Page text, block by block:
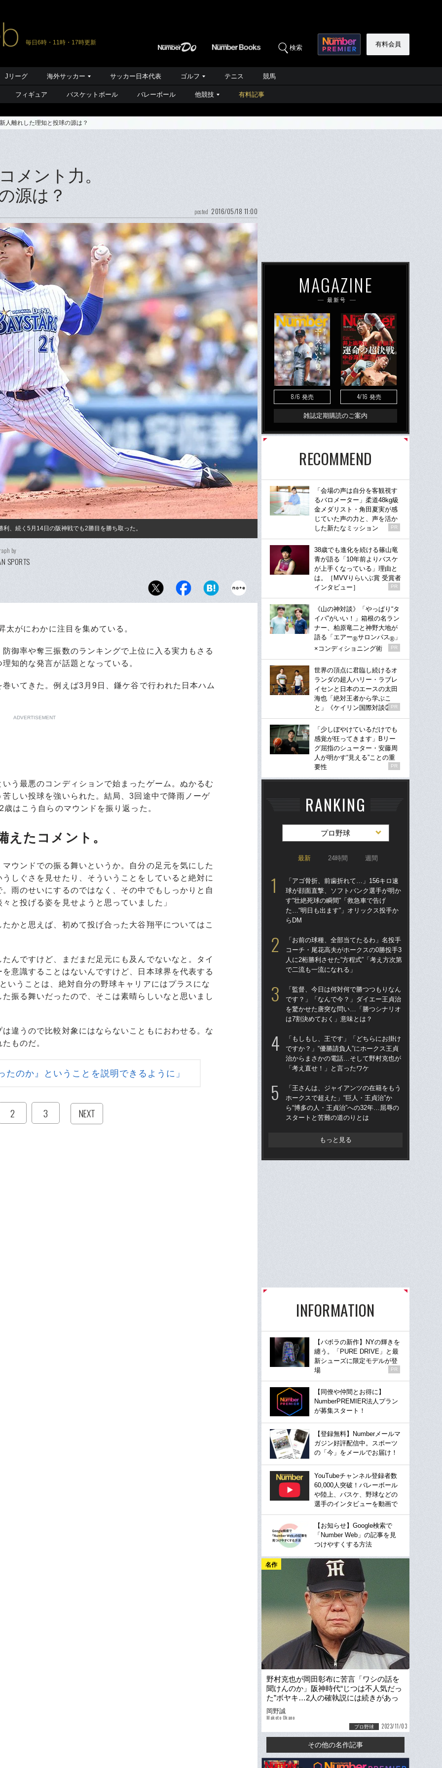
毎日6時・11時・17時更新
検索 有料会員
Jリーグ 海外サッカー サッカー日本代表 ゴルフ テニス 競馬
フィギュア バスケットボール バレーボール 他競技 有料記事
人離れした理知と投球の源は？
メント力。
源は？
posted 2016/05/18 11:00
、続く5月14日の阪神戦でも2勝目を勝ち取った。
by
SPORTS
がにわかに注目を集めている。
御率や奪三振数のランキングで上位に入る実力もさる
知的な発言が話題となっている。
いてきた。例えば3月9日、鎌ケ谷で行われた日本ハム
ADVERTISEMENT
う最悪のコンディションで始まったゲーム。ぬかるむ
しい投球を強いられた。結局、3回途中で降雨ノーゲ
はこう自らのマウンドを振り返った。
えたコメント。
ウンドでの振る舞いというか。自分の足元を気にした
しぐさを見せたり、そういうことをしていると絶対に
雨のせいにするのではなく、その中でもしっかりと自
と投げる姿を見せようと思っていました」
かと思えば、初めて投げ合った大谷翔平についてはこ
んですけど、まだまだ足元にも及んでないなと。タイ
意識することはないんですけど、日本球界を代表する
いうことは、絶対自分の野球キャリアにはプラスにな
振る舞いだったので、そこは素晴らしいなと思いまし
違うので比較対象にはならないこともにおわせる。な
ものだ。
のか』ということを説明できるように」
2 3 NEXT
MAGAZINE
最新号
8/6 発売 4/16 発売
雑誌定期購読のご案内
RECOMMEND
「会場の声は自分を客観視す
るバロメーター」柔道48kg級
金メダリスト・角田夏実が感
じていた声の力と、声を活か
した新たなミッション
PR
38歳でも進化を続ける篠山竜
青が語る「10年前よりバスケ
が上手くなっている」理由と
は。［MVVりらいぶ賞 受賞者
インタビュー］
PR
《山の神対談》「やっぱり“タ
イパ”がいい！」箱根の名ラン
ナー、柏原竜二と神野大地が
語る「エアー®サロンパス® 」
×コンディショニング術
PR
世界の頂点に君臨し続けるオ
ランダの超人ハリー・ラブレ
イセンと日本のエースの太田
海也「絶対王者から学ぶこ
と」《ケイリン国際対談②》
PR
「少しぼやけているだけでも
感覚が狂ってきます」Bリー
グ屈指のシューター・安藤周
人が明かす“見える”ことの重
要性
PR
RANKING
プロ野球
最新 24時間 週間
「アゴ骨折、前歯折れて…」156キロ速
球が顔面直撃、ソフトバンク選手が明か
す“壮絶死球の瞬間”「救急車で告げ
た…“明日も出ます”」オリックス投手か
らDM
「お前の球種、全部当てたるわ」名投手
コーチ・尾花高夫がホークスの0勝投手3
人に2桁勝利させた“方程式”「考え方次第
で二流も一流になれる」
「監督、今日は何対何で勝つつもりなん
です？」「なんで今？」ダイエー王貞治
を驚かせた唐突な問い…「勝つシナリオ
は7割決めておく」意味とは？
「もしもし、王です」「どちらにお掛け
ですか？」“優勝請負人”にホークス王貞
治からまさかの電話…そして野村克也が
「考え直せ！」と言ったワケ
「王さんは、ジャイアンツの在籍をもう
ホークスで超えた」“巨人・王貞治”か
ら“博多の人・王貞治”への32年…屈辱の
スタートと苦難の道のりとは
もっと見る
INFORMATION
【バボラの新作】NYの輝きを
纏う。「PURE DRIVE」と最
新シューズに限定モデルが登
場
PR
【同僚や仲間とお得に】
NumberPREMIER法人プラン
が募集スタート！
【登録無料】Numberメールマ
ガジン好評配信中。スポーツ
の「今」をメールでお届け！
YouTubeチャンネル登録者数
60,000人突破！バレーボール
や陸上、バスケ、野球などの
選手のインタビューを動画で
【お知らせ】Google検索で
「Number Web」の記事を見
つけやすくする方法
名作
野村克也が岡田彰布に苦言「ワシの話を
聞けんのか」阪神時代“じつは不人気だっ
た”ボヤキ…2人の確執説には続きがあっ
た「岡田はえらいな」
岡野誠
Makoto Okano
プロ野球 2023/11/03
その他の名作記事